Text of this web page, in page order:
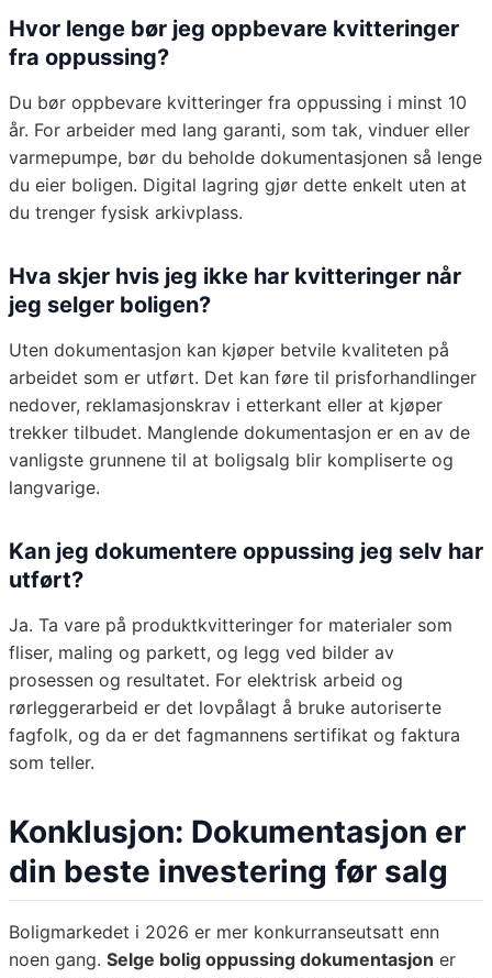
Hvor lenge bør jeg oppbevare kvitteringer
fra oppussing?
Du bør oppbevare kvitteringer fra oppussing i minst 10
år. For arbeider med lang garanti, som tak, vinduer eller
varmepumpe, bør du beholde dokumentasjonen så lenge
du eier boligen. Digital lagring gjør dette enkelt uten at
du trenger fysisk arkivplass.
Hva skjer hvis jeg ikke har kvitteringer når
jeg selger boligen?
Uten dokumentasjon kan kjøper betvile kvaliteten på
arbeidet som er utført. Det kan føre til prisforhandlinger
nedover, reklamasjonskrav i etterkant eller at kjøper
trekker tilbudet. Manglende dokumentasjon er en av de
vanligste grunnene til at boligsalg blir kompliserte og
langvarige.
Kan jeg dokumentere oppussing jeg selv har
utført?
Ja. Ta vare på produktkvitteringer for materialer som
fliser, maling og parkett, og legg ved bilder av
prosessen og resultatet. For elektrisk arbeid og
rørleggerarbeid er det lovpålagt å bruke autoriserte
fagfolk, og da er det fagmannens sertifikat og faktura
som teller.
Konklusjon: Dokumentasjon er
din beste investering før salg
Boligmarkedet i 2026 er mer konkurranseutsatt enn
noen gang. Selge bolig oppussing dokumentasjon er